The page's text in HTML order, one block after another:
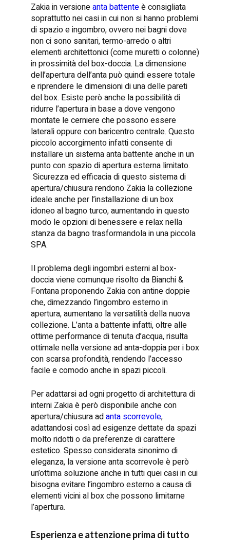
Zakia in versioneanta battenteè consigliata
soprattutto nei casi in cui non si hanno problemi
di spazio e ingombro, ovvero nei bagni dove
non ci sono sanitari, termo-arredo o altri
elementi architettonici (come muretti o colonne)
in prossimità del box-doccia. La dimensione
dell’apertura dell’anta può quindi essere totale
e riprendere le dimensioni di una delle pareti
del box. Esiste però anche la possibilità di
ridurre l’apertura in base a dove vengono
montate le cerniere che possono essere
laterali oppure con baricentro centrale. Questo
piccolo accorgimento infatti consente di
installare un sistema anta battente anche in un
punto con spazio di apertura esterna limitato.
Sicurezza ed efficacia di questo sistema di
apertura/chiusura rendono Zakia la collezione
ideale anche per l’installazione di un box
idoneo al bagno turco, aumentando in questo
modo le opzioni di benessere e relax nella
stanza da bagno trasformandola in una piccola
SPA.
Il problema degli ingombri esterni al box-
doccia viene comunque risolto da Bianchi &
Fontana proponendo Zakia con antine doppie
che, dimezzando l’ingombro esterno in
apertura, aumentano la versatilità della nuova
collezione. L’anta a battente infatti, oltre alle
ottime performance di tenuta d’acqua, risulta
ottimale nella versione ad anta-doppia per i box
con scarsa profondità, rendendo l’accesso
facile e comodo anche in spazi piccoli.
Per adattarsi ad ogni progetto di architettura di
interni Zakia è però disponibile anche con
apertura/chiusura adanta scorrevole,
adattandosi così ad esigenze dettate da spazi
molto ridotti o da preferenze di carattere
estetico. Spesso considerata sinonimo di
eleganza, la versione anta scorrevole è però
un’ottima soluzione anche in tutti quei casi in cui
bisogna evitare l’ingombro esterno a causa di
elementi vicini al box che possono limitarne
l’apertura.
Esperienza e attenzione prima di tutto